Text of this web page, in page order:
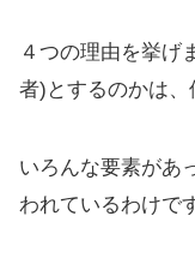
４つの理由を挙げ
者)とするのかは、
いろんな要素があ
われているわけで